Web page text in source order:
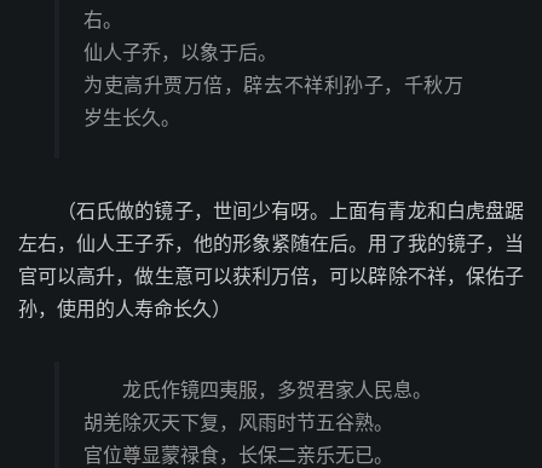
右。
仙人子乔，以象于后。
为吏高升贾万倍，辟去不祥利孙子，千秋万
岁生长久。
（石氏做的镜子，世间少有呀。上面有青龙和白虎盘踞
左右，仙人王子乔，他的形象紧随在后。用了我的镜子，当
官可以高升，做生意可以获利万倍，可以辟除不祥，保佑子
孙，使用的人寿命长久）
龙氏作镜四夷服，多贺君家人民息。
胡羌除灭天下复，风雨时节五谷熟。
官位尊显蒙禄食，长保二亲乐无已。